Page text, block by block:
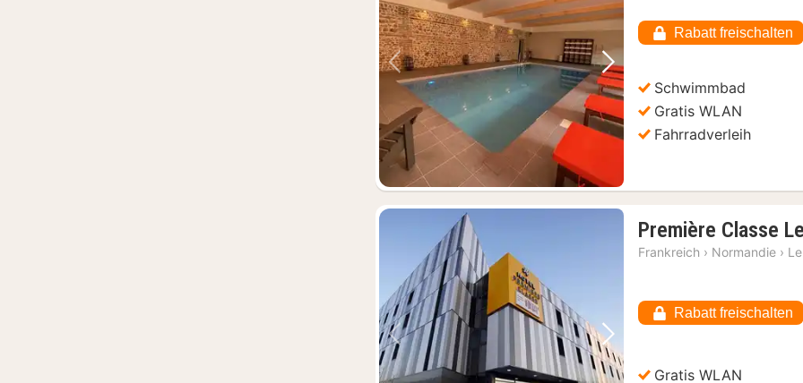
Vorheriges Bild Nächstes Bild
Rabatt freischalten
Schwimmbad
Gratis WLAN
Fahrradverleih
Vorheriges Bild Nächstes Bild
Première Classe
Frankreich › Normandie ›
Rabatt freischalten
Gratis WLAN